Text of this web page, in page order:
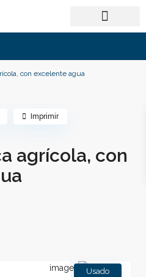
con excelente agua
agrícola, con
Imprimir
Usado